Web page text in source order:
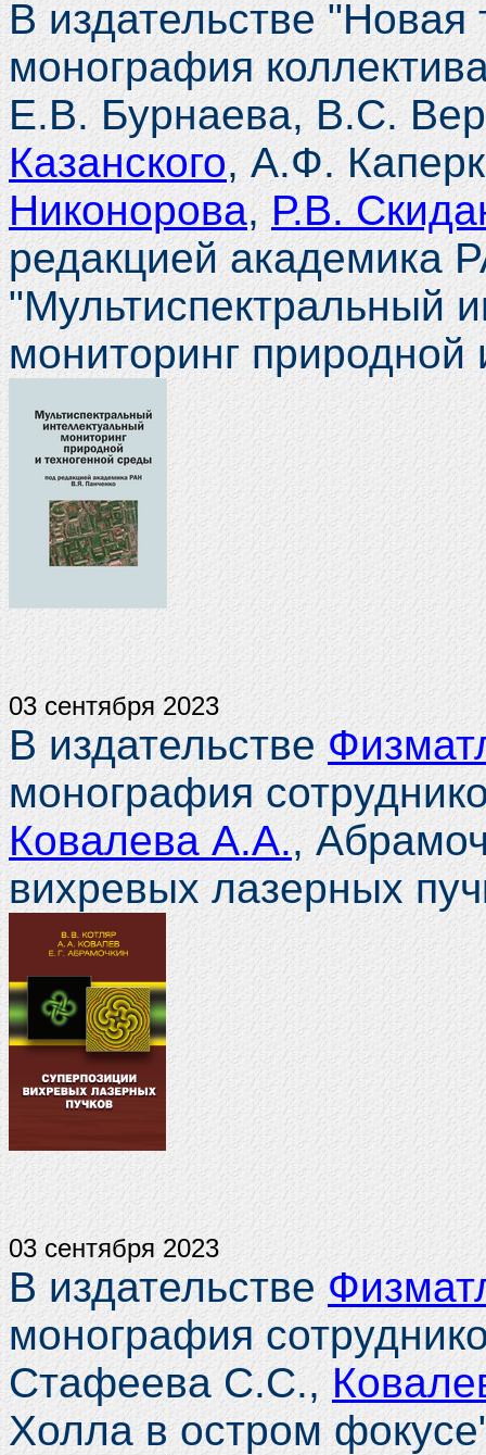
В издательстве
монография
Е.В. Бурнаева, В.С.
Казанского, А.Ф.
Никонорова,Р.В.
редакцией академика
"Мультиспектральный
мониторинг природной
03 сентября 2023
В издательстве
монография
Ковалева А.А.,
вихревых лазерных
03 сентября 2023
В издательстве
монография
Стафеева С.С.,
Холла в остром